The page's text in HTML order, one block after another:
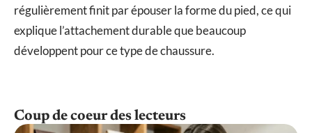
régulièrement finit par épouser la forme du pied, ce qui
explique l’attachement durable que beaucoup
développent pour ce type de chaussure.
Coup de coeur des lecteurs